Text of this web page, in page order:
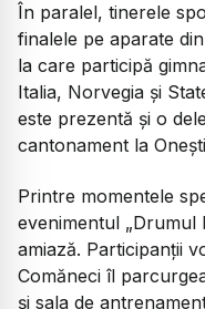
În paralel, tinerele
finalele pe aparate
la care participă
Italia, Norvegia și
este prezentă și o
cantonament la
Printre momentele
evenimentul „Drumul
amiază. Participanții
Comăneci îl
și sala de